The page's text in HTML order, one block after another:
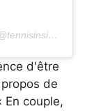
Un post partagé par Tennis Insider Club (@tennisinsiderclub)
d'être
de
En couple,